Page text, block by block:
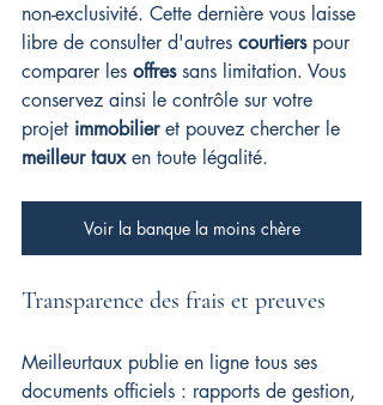
non-exclusivité. Cette dernière vous laisse
libre de consulter d'autres courtiers pour
comparer les offres sans limitation. Vous
conservez ainsi le contrôle sur votre
projet immobilier et pouvez chercher le
meilleur taux en toute légalité.
Voir la banque la moins chère
Transparence des frais et preuves
Meilleurtaux publie en ligne tous ses
documents officiels : rapports de gestion,